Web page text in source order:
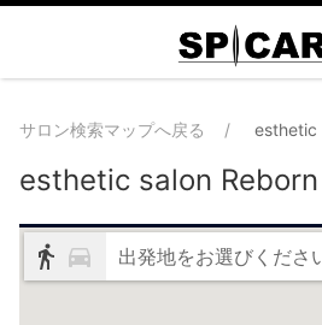
サロン検索マップへ戻る esthetic
esthetic salon Reborn
出発地をお選びくださ